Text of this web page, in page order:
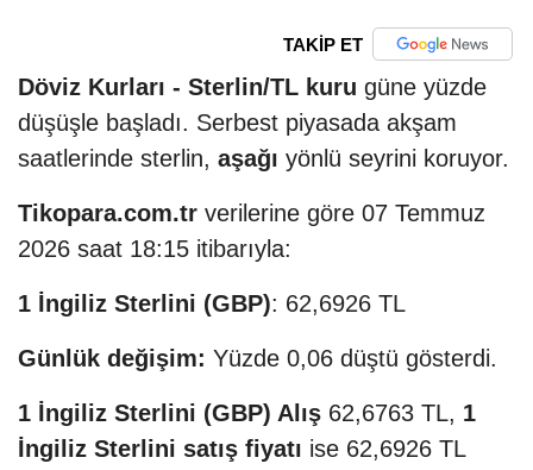
TAKİP ET
Döviz Kurları - Sterlin/TL kuru güne yüzde
düşüşle başladı. Serbest piyasada akşam
saatlerinde sterlin, aşağı yönlü seyrini koruyor.
Tikopara.com.tr verilerine göre 07 Temmuz
2026 saat 18:15 itibarıyla:
1 İngiliz Sterlini (GBP): 62,6926 TL
Günlük değişim: Yüzde 0,06 düştü gösterdi.
1 İngiliz Sterlini (GBP) Alış 62,6763 TL, 1
İngiliz Sterlini satış fiyatı ise 62,6926 TL